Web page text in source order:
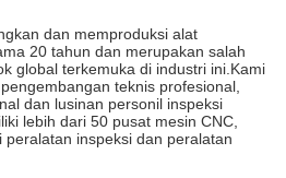
dan memproduksi alat
20 tahun dan merupakan salah
global terkemuka di industri ini.Kami
teknis profesional,
dan lusinan personil inspeksi
lebih dari 50 pusat mesin CNC,
inspeksi dan peralatan